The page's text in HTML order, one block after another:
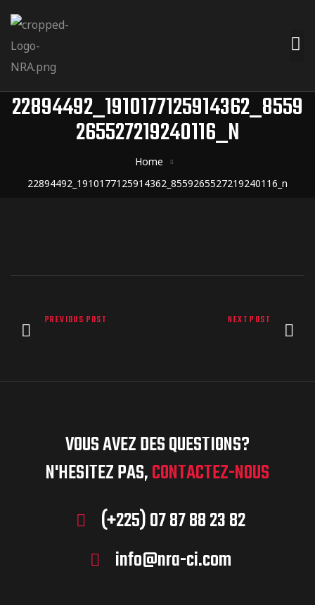
22894492_1910177125914362_8559
265527219240116_N
Home
22894492_1910177125914362_8559265527219240116_n
PREVIOUS POST NEXT POST
VOUS AVEZ DES QUESTIONS?
N'HESITEZ PAS,CONTACTEZ-NOUS
(+225) 07 87 88 23 82
info@nra-ci.com